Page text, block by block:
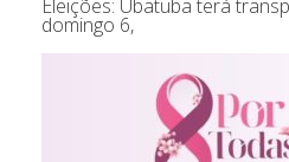
Eleições: Ubatuba terá
domingo 6,